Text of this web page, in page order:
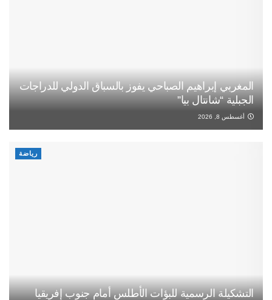
المغربي إبراهيم الصباحي يفوز بالسباق الدولي للدراجات
الجبلية “شانتال بيا”
أغسطس 8, 2026
رياضة
التشكيلة الرسمية للبؤات الأطلس أمام جنوب إفريقيا